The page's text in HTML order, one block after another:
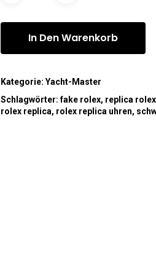
In Den Warenkorb
Kategorie:Yacht-Master
Schlagwörter:fake rolex, replica rolex
rolex replica, rolex replica uhren,